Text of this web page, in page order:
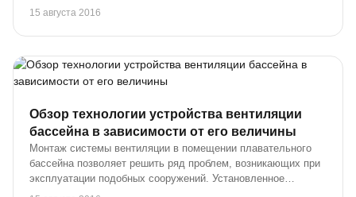
дачный участок сугубо в летний период, обычно копают
15 августа 2016
Обзор технологии устройства вентиляции
бассейна в зависимости от его величины
Монтаж системы вентиляции в помещении плавательного
бассейна позволяет решить ряд проблем, возникающих при
эксплуатации подобных сооружений. Установленное
оборудование удаляет избытки влаги, а также обеспечивает